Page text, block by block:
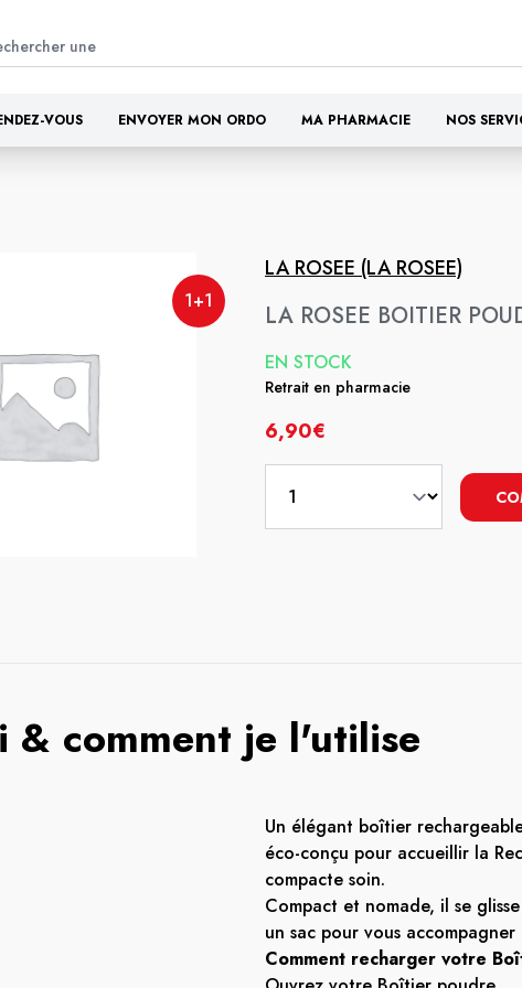
VOUS ENVOYER MON ORDO MA PHARMACIE NOS
1+1
LA ROSEE (LA ROSEE)
LA ROSEE BOITIER
EN STOCK
Retrait en pharmacie
6,90€
& comment je l'utilise
Un élégant boîtier
éco-conçu pour accueillir la
compacte soin.
Compact et nomade, il se
un sac pour vous
Comment recharger votre